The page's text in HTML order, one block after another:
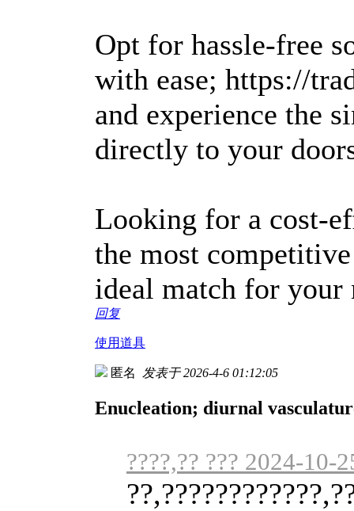
Opt for hassle-free
with ease; https://
and experience the
directly to your
Looking for a cost-
the most
ideal match for
回复
使用道具
匿名 发表于 2026-4-6 01:12:05
Enucleation; diurnal
????,?? ??? 2024-10-